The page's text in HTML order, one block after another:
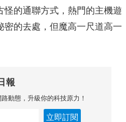
怪的通聯方式，熱門的主機遊
密的去處，但魔高一尺道高一
報
動態，升級你的科技原力！
立即訂閱